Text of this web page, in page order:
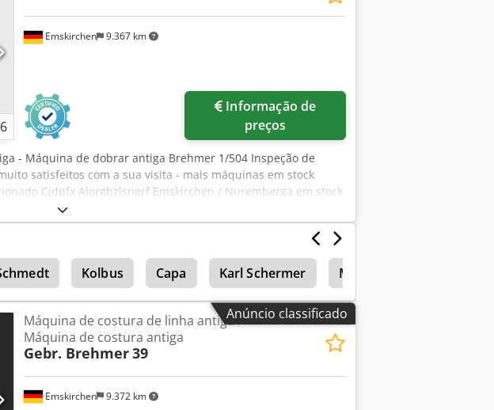
6
Emskirchen 9.367 km
preços
- Máquina de dobrar antiga Brehmer 1/504 Inspeção de
satisfeitos com a sua visita - mais máquinas em stock
Cjdpfx Alorgbzlsnerf Emskirchen / Nuremberga em stock
Kolbus Capa Karl Schermer Máquina de cadernar
Anúncio classificado
Emskirchen 9.372 km
Máquina de costura de linha antiga /
Máquina de costura antiga
Gebr. Brehmer39